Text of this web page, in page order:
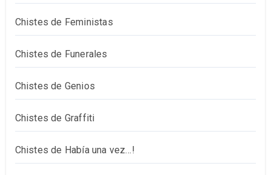
Chistes de Feministas
Chistes de Funerales
Chistes de Genios
Chistes de Graffiti
Chistes de Había una vez…!